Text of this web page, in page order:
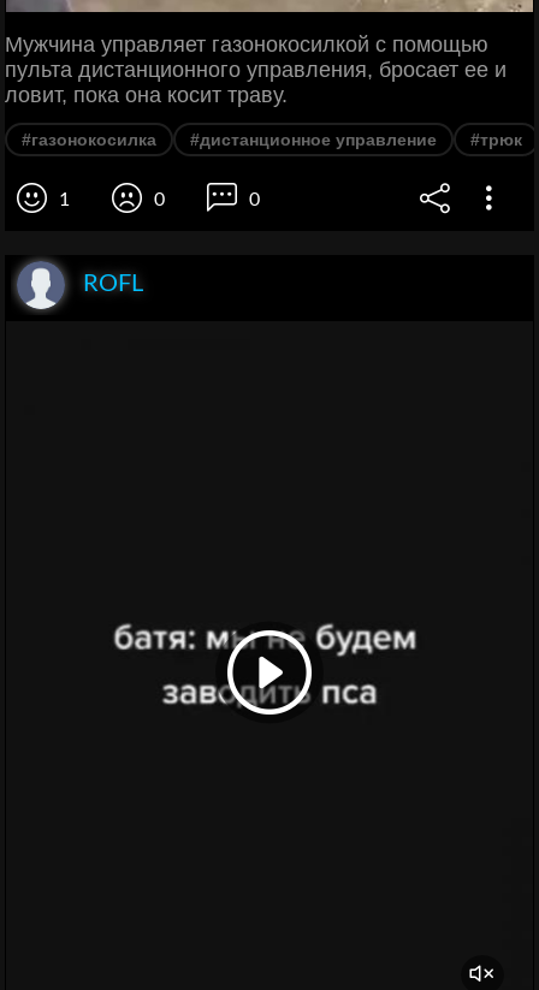
Мужчина управляет газонокосилкой с помощью
пульта дистанционного управления, бросает ее и
ловит, пока она косит траву.
#газонокосилка #дистанционное управление #трюк
1 0 0
ROFL